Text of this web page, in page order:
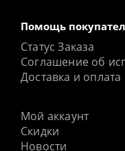
Помощь
Статус Заказа
Соглашение об
Доставка и оплата
Мой аккаунт
Скидки
Новости